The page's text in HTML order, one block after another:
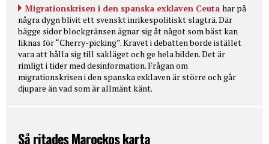
Migrationskrisen i den spanska exklaven Ceuta har på
några dygn blivit ett svenskt inrikespolitiskt slagträ. Där
bägge sidor blockgränsen ägnar sig åt något som bäst kan
liknas för “Cherry-picking”. Kravet i debatten borde istället
vara att hålla sig till sakläget och ge hela bilden. Det är
rimligt i tider med desinformation. Frågan om
migrationskrisen i den spanska exklaven är större och går
djupare än vad som är allmänt känt.
Så ritades Marockos karta